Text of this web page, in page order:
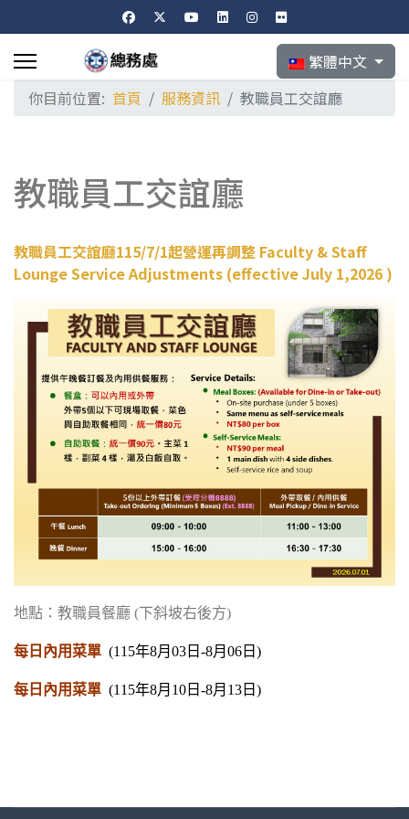
選擇你的語言
繁體中文
你目前位置: 首頁 服務資訊 教職員工交誼廳
教職員工交誼廳
教職員工交誼廳115/7/1起營運再調整 Faculty & Staff
Lounge Service Adjustments (effective July 1,2026 )
地點：教職員餐廳 (下斜坡右後方)
每日內用菜單 (115年8月03日-8月06 日 )
每日內用菜單 (115年8月10日-8月13 日 )